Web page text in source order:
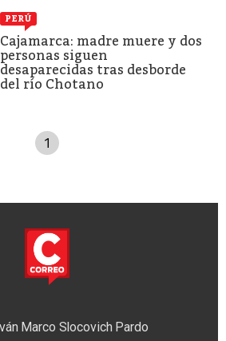
PERÚ
Cajamarca: madre muere y dos
personas siguen
desaparecidas tras desborde
del río Chotano
1
Marco Slocovich Pardo